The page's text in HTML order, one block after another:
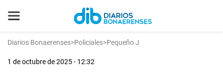
Diarios Bonaerenses>Policiales>Pequeño J
1 de octubre de 2025 - 12:32